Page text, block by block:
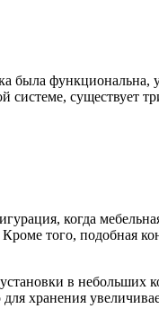
была
системе, существует
когда
того, подобная
в небольших
хранения